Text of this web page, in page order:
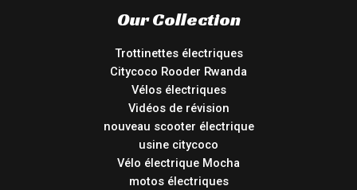
Our Collection
Trottinettes électriques
Citycoco Rooder Rwanda
Vélos électriques
Vidéos de révision
nouveau scooter électrique
usine citycoco
Vélo électrique Mocha
motos électriques